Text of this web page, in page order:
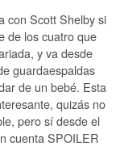
con Scott Shelby si
de los cuatro que
y va desde
guardaespaldas
de un bebé. Esta
quizás no
pero sí desde el
cuenta SPOILER